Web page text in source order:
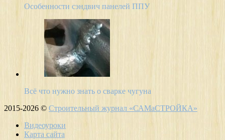
Особенности сэндвич панелей ППУ
Всё что нужно знать о сварке чугуна
2015-2026 © Строительный журнал «САМаСТРОЙКА»
Видеоуроки
Карта сайта